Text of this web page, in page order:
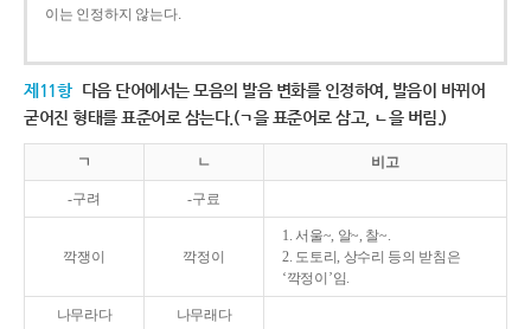
이는 인정하지 않는다.
제11항 다음 단어에서는 모음의 발음 변화를 인정하여, 발음이 바뀌어
굳어진 형태를 표준어로 삼는다.(ㄱ을 표준어로 삼고, ㄴ을 버림.)
ㄱ ㄴ 비고
-구려 -구료
깍쟁이 깍정이
1. 서울~, 알~, 찰~.
2. 도토리, 상수리 등의 받침은
‘깍정이’임.
나무라다 나무래다